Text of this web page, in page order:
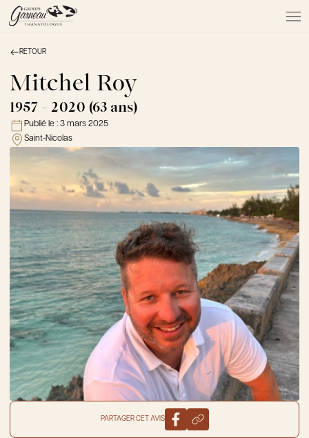
À PROPOS
NOS SERVICES
NOS PRODUITS
NOTRE ÉQUIPE
NOS SALONS
AVIS DE DÉCÈS
Actualités
FAQ et mythes
Témoignages
Emplois
Dons
RETOUR
Mitchel Roy
1957 - 2020 (63 ans)
Publié le : 3 mars 2025
Saint-Nicolas
PARTAGER CET AVIS